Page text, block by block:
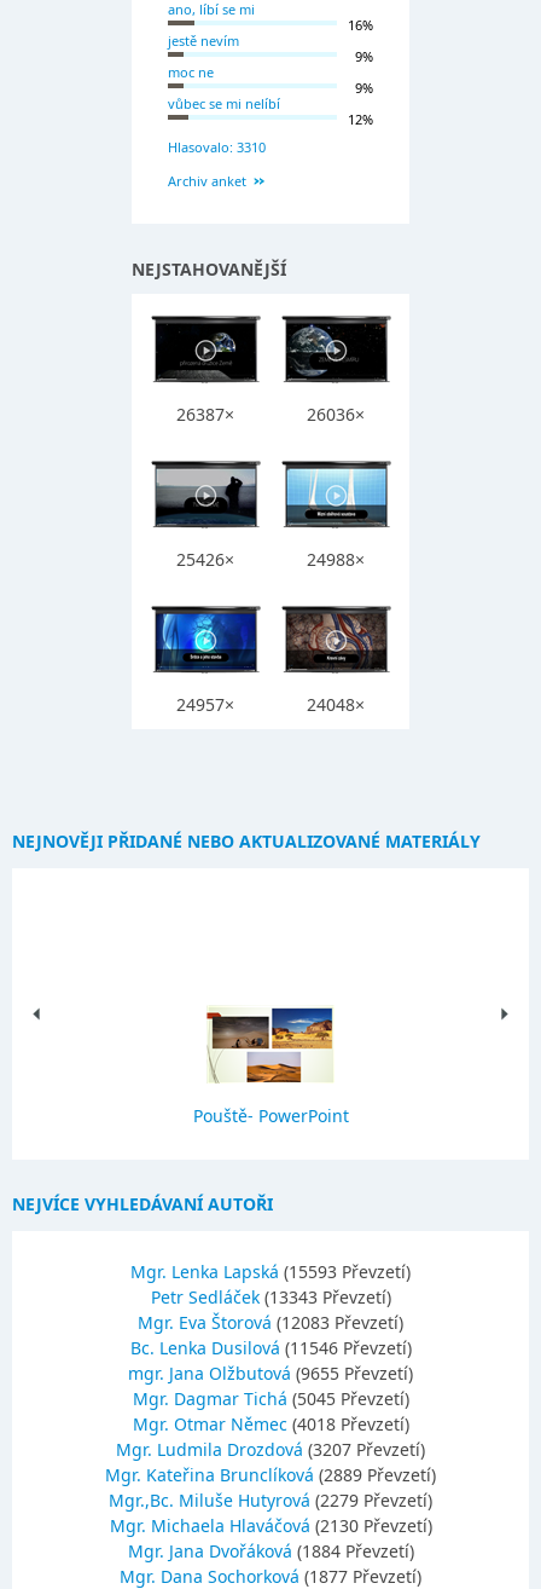
ano, líbí se mi
16%
jestě nevím
9%
moc ne
9%
vůbec se mi nelíbí
12%
Hlasovalo: 3310
Archiv anket
NEJSTAHOVANĚJŠÍ
26387× 26036×
25426× 24988×
24957× 24048×
NEJNOVĚJI PŘIDANÉ NEBO AKTUALIZOVANÉ MATERIÁLY
Pouště- PowerPoint
NEJVÍCE VYHLEDÁVANÍ AUTOŘI
Mgr. Lenka Lapská (15593 Převzetí)
Petr Sedláček (13343 Převzetí)
Mgr. Eva Štorová (12083 Převzetí)
Bc. Lenka Dusilová (11546 Převzetí)
mgr. Jana Olžbutová (9655 Převzetí)
Mgr. Dagmar Tichá (5045 Převzetí)
Mgr. Otmar Němec (4018 Převzetí)
Mgr. Ludmila Drozdová (3207 Převzetí)
Mgr. Kateřina Brunclíková (2889 Převzetí)
Mgr.,Bc. Miluše Hutyrová (2279 Převzetí)
Mgr. Michaela Hlaváčová (2130 Převzetí)
Mgr. Jana Dvořáková (1884 Převzetí)
Mgr. Dana Sochorková (1877 Převzetí)